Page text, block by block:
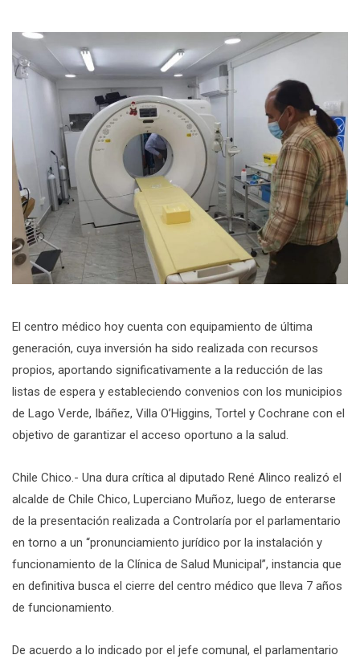
El centro médico hoy cuenta con equipamiento de última
generación, cuya inversión ha sido realizada con recursos
propios, aportando significativamente a la reducción de las
listas de espera y estableciendo convenios con los municipios
de Lago Verde, Ibáñez, Villa O’Higgins, Tortel y Cochrane con el
objetivo de garantizar el acceso oportuno a la salud.
Chile Chico.- Una dura crítica al diputado René Alinco realizó el
alcalde de Chile Chico, Luperciano Muñoz, luego de enterarse
de la presentación realizada a Controlaría por el parlamentario
en torno a un “pronunciamiento jurídico por la instalación y
funcionamiento de la Clínica de Salud Municipal”, instancia que
en definitiva busca el cierre del centro médico que lleva 7 años
de funcionamiento.
De acuerdo a lo indicado por el jefe comunal, el parlamentario